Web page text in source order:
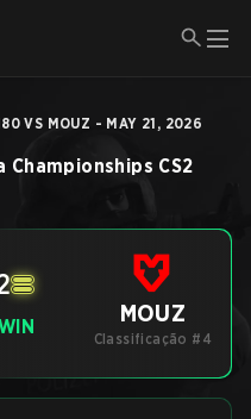
VS MOUZ - MAY 21, 2026
Championships CS2
MOUZ
Classificação #4